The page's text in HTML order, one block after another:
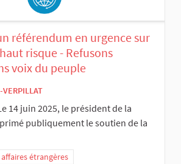
référendum en urgence sur
risque - Refusons
voix du peuple
14 juin 2025, le président de la
publiquement le soutien de la
étrangères